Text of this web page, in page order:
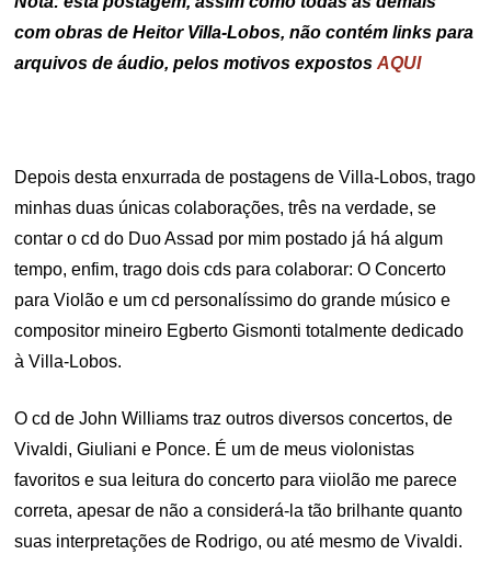
com obras de Heitor Villa-Lobos, não contém links para
arquivos de áudio, pelos motivos expostosAQUI
Depois desta enxurrada de postagens de Villa-Lobos, trago
minhas duas únicas colaborações, três na verdade, se
contar o cd do Duo Assad por mim postado já há algum
tempo, enfim, trago dois cds para colaborar: O Concerto
para Violão e um cd personalíssimo do grande músico e
compositor mineiro Egberto Gismonti totalmente dedicado
à Villa-Lobos.
O cd de John Williams traz outros diversos concertos, de
Vivaldi, Giuliani e Ponce. É um de meus violonistas
favoritos e sua leitura do concerto para viiolão me parece
correta, apesar de não a considerá-la tão brilhante quanto
suas interpretações de Rodrigo, ou até mesmo de Vivaldi.